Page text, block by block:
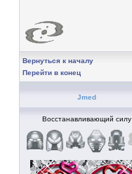
Вернуться к началу
Перейти в конец
Jmed
Восстанавливающий силу